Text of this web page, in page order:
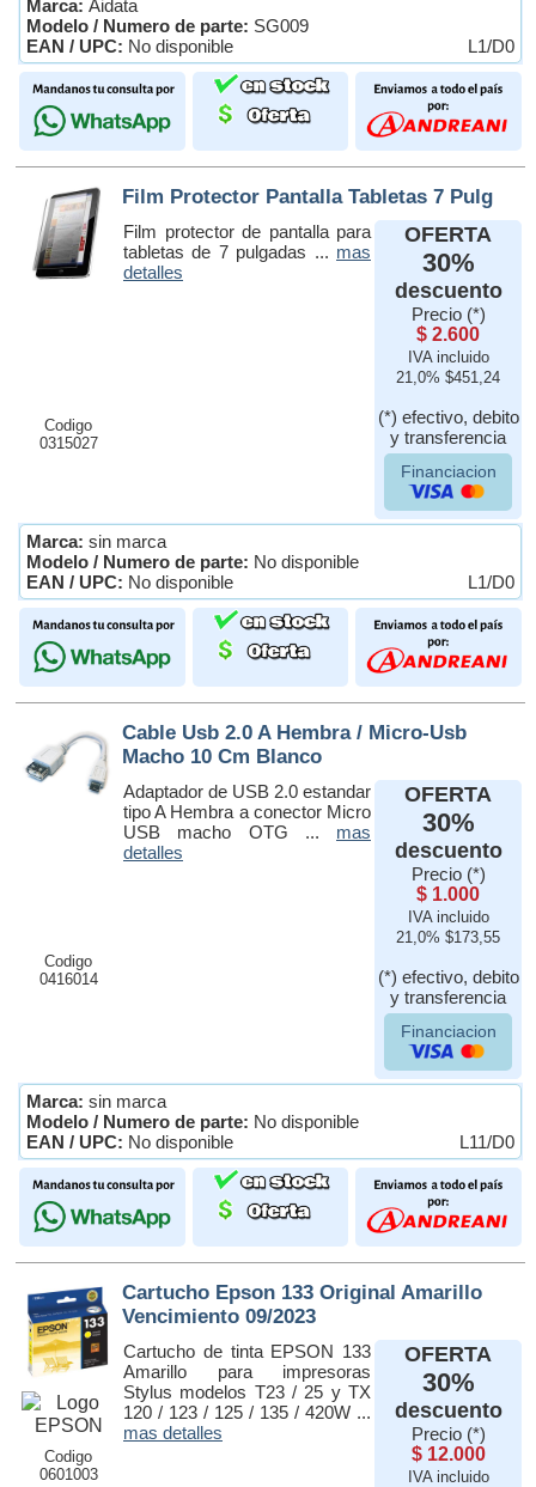
Marca: Aidata
Modelo / Numero de parte: SG009
EAN / UPC: No disponible L1/D0
Codigo
0315027
Film Protector Pantalla Tabletas 7 Pulg
Film protector de pantalla para
tabletas de 7 pulgadas ... mas
detalles
OFERTA
30%
descuento
Precio (*)
$ 2.600
IVA incluido
21,0% $451,24
(*) efectivo, debito
y transferencia
Financiacion
Marca: sin marca
Modelo / Numero de parte: No disponible
EAN / UPC: No disponible L1/D0
Codigo
0416014
Cable Usb 2.0 A Hembra / Micro-Usb
Macho 10 Cm Blanco
Adaptador de USB 2.0 estandar
tipo A Hembra a conector Micro
USB macho OTG ... mas
detalles
OFERTA
30%
descuento
Precio (*)
$ 1.000
IVA incluido
21,0% $173,55
(*) efectivo, debito
y transferencia
Financiacion
Marca: sin marca
Modelo / Numero de parte: No disponible
EAN / UPC: No disponible L11/D0
Codigo
0601003
Cartucho Epson 133 Original Amarillo
Vencimiento 09/2023
Cartucho de tinta EPSON 133
Amarillo para impresoras
Stylus modelos T23 / 25 y TX
120 / 123 / 125 / 135 / 420W ...
mas detalles
OFERTA
30%
descuento
Precio (*)
$ 12.000
IVA incluido